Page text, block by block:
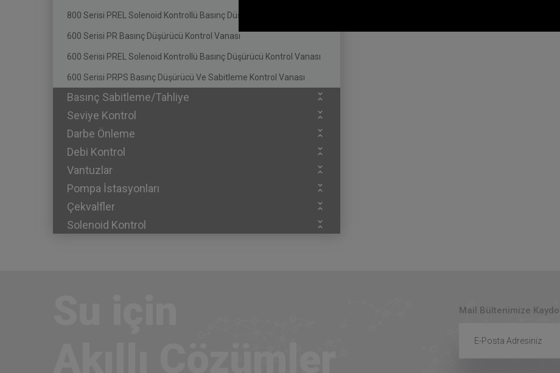
800 Serisi PREL Solenoid Kontrollü Basınç Düşürücü Kontrol Vanası
600 Serisi PR Basınç Düşürücü Kontrol Vanası
600 Serisi PREL Solenoid Kontrollü Basınç Düşürücü Kontrol Vanası
600 Serisi PRPS Basınç Düşürücü Ve Sabitleme Kontrol Vanası
Basınç Sabitleme/Tahliye
Seviye Kontrol
Darbe Önleme
Debi Kontrol
Vantuzlar
Pompa İstasyonları
Çekvalfler
Solenoid Kontrol
Mail Bültenimize